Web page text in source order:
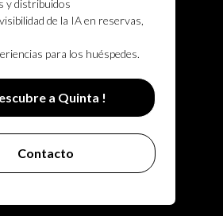
y distribuidos
de la IA en reservas,
para los huéspedes.
a Quinta !
Contacto